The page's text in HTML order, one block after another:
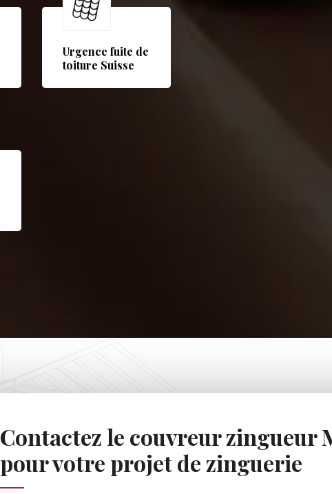
Urgence fuite de
toiture Suisse
Contactez le couvreur zingueur
pour votre projet de zinguerie